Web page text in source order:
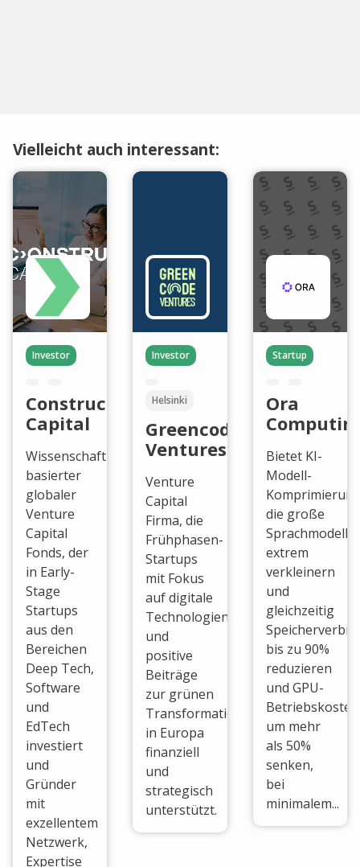
Vielleicht auch interessant:
Investor
Constructor
Capital
Wissenschaftlich
basierter
globaler
Venture
Capital
Fonds, der
in Early-
Stage
Startups
aus den
Bereichen
Deep Tech,
Software
und
EdTech
investiert
und
Gründer
mit
exzellentem
Netzwerk,
Expertise
Investor
Helsinki
Greencode
Ventures
Venture
Capital
Firma, die
Frühphasen-
Startups
mit Fokus
auf digitale
Technologien
und
positive
Beiträge
zur grünen
Transformation
in Europa
finanziell
und
strategisch
unterstützt.
Startup
Ora
Bietet KI-
Modell-
die große
Sprachmodelle
extrem
verkleinern
und
gleichzeitig
bis zu 90%
reduzieren
und GPU-
Betriebskosten
um mehr
als 50%
senken,
bei
minimalem...